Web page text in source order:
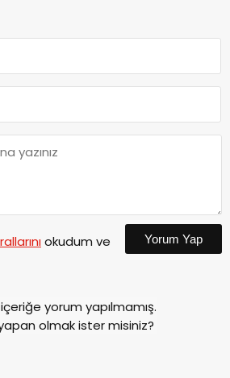
okudum ve
Yorum Yap
yorum yapılmamış.
olmak ister misiniz?